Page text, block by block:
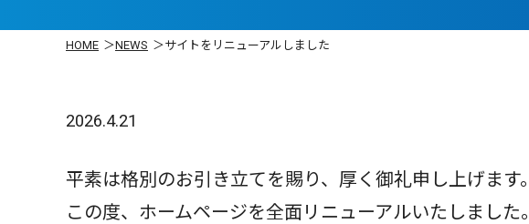
HOME NEWS サイトをリニューアルしました
2026.4.21
平素は格別のお引き立てを賜り、厚く御礼申し上げます。
この度、ホームページを全面リニューアルいたしました。